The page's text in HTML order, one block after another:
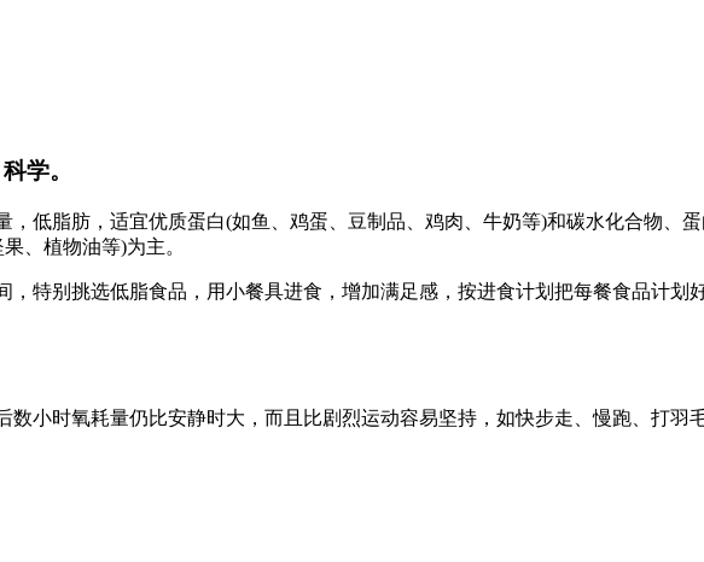
学。
低脂肪，适宜优质蛋白(如鱼、鸡蛋、豆制品、鸡肉、牛奶等)和碳水化合物、
、植物油等)为主。
特别挑选低脂食品，用小餐具进食，增加满足感，按进食计划把每餐食品计划
小时氧耗量仍比安静时大，而且比剧烈运动容易坚持，如快步走、慢跑、打羽